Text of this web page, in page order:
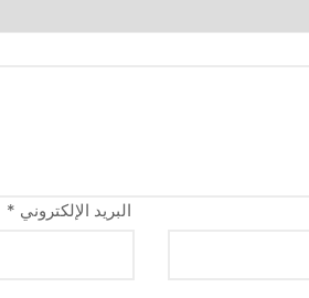
البريد الإلكتروني *